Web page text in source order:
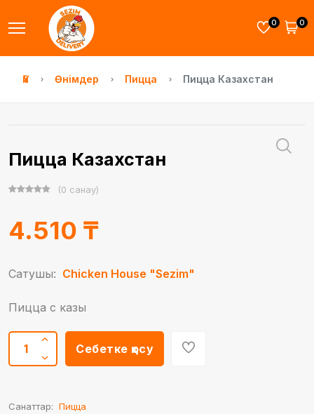
0 0
Үй Өнімдер Пицца Пицца Казахстан
Пицца Казахстан
(0 санау)
4.510 ₸
Сатушы: Chicken House "Sezim"
Пицца с казы
Себетке қосу
Санаттар: Пицца